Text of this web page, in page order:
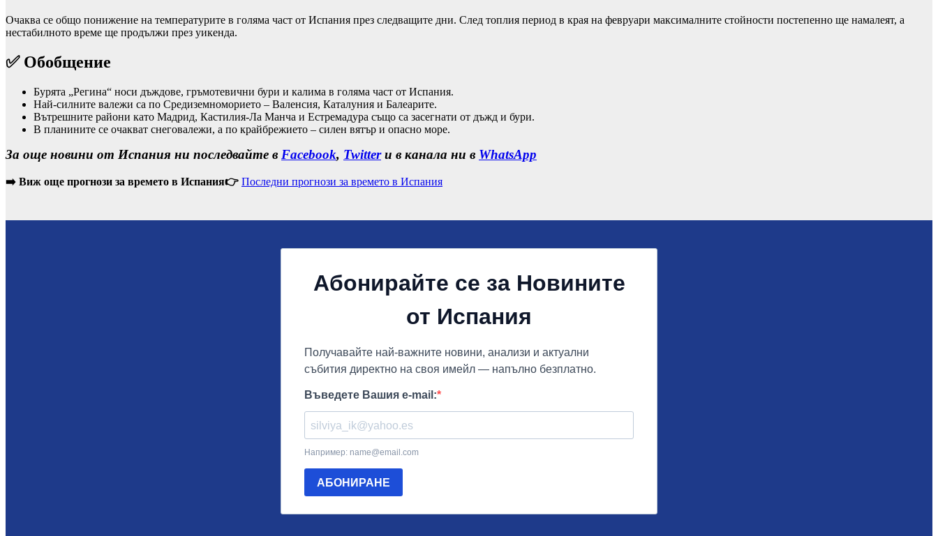
Очаква се общо понижение на температурите в голяма част от Испания през следващите дни. След топлия период в края на февруари максималните стойности постепенно ще намалеят, а
нестабилното време ще продължи през уикенда.
✅ Обобщение
Бурята „Регина“ носи дъждове, гръмотевични бури и калима в голяма част от Испания.
Най-силните валежи са по Средиземноморието – Валенсия, Каталуния и Балеарите.
Вътрешните райони като Мадрид, Кастилия-Ла Манча и Естремадура също са засегнати от дъжд и бури.
В планините се очакват снеговалежи, а по крайбрежието – силен вятър и опасно море.
За още новини от Испания ни последвайте в Facebook, Twitterи в канала ни в WhatsApp
➡️ Виж още прогнози за времето в Испания👉 Последни прогнози за времето в Испания